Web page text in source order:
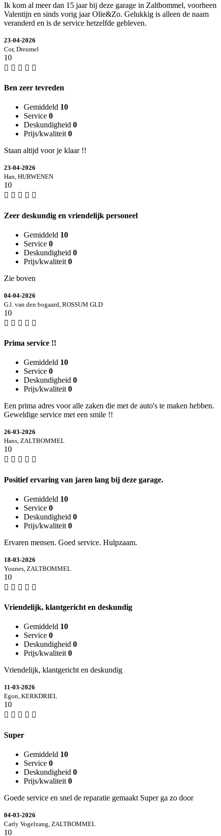
Ik kom al meer dan 15 jaar bij deze garage in Zaltbommel, voorheen
Valentijn en sinds vorig jaar Olie&Zo. Gelukkig is alleen de naam
veranderd en is de service hetzelfde gebleven.
23-04-2026
Cor, Dreumel
10
Ben zeer tevreden
Gemiddeld 10
Service 0
Deskundigheid 0
Prijs/kwaliteit 0
Staan altijd voor je klaar !!
23-04-2026
Han, HURWENEN
10
Zeer deskundig en vriendelijk personeel
Gemiddeld 10
Service 0
Deskundigheid 0
Prijs/kwaliteit 0
Zie boven
04-04-2026
G.l. van den bogaard, ROSSUM GLD
10
Prima service !!
Gemiddeld 10
Service 0
Deskundigheid 0
Prijs/kwaliteit 0
Een prima adres voor alle zaken die met de auto's te maken hebben.
Geweldige service met een smile !!
26-03-2026
Hans, ZALTBOMMEL
10
Positief ervaring van jaren lang bij deze garage.
Gemiddeld 10
Service 0
Deskundigheid 0
Prijs/kwaliteit 0
Ervaren mensen. Goed service. Hulpzaam.
18-03-2026
Younes, ZALTBOMMEL
10
Vriendelijk, klantgericht en deskundig
Gemiddeld 10
Service 0
Deskundigheid 0
Prijs/kwaliteit 0
Vriendelijk, klantgericht en deskundig
11-03-2026
Egon, KERKDRIEL
10
Super
Gemiddeld 10
Service 0
Deskundigheid 0
Prijs/kwaliteit 0
Goede service en snel de reparatie gemaakt Super ga zo door
04-03-2026
Carly Vogelzang, ZALTBOMMEL
10